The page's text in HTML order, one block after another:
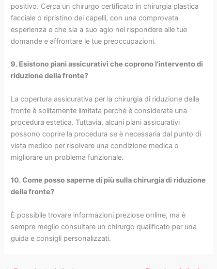
positivo. Cerca un chirurgo certificato in chirurgia plastica
facciale o ripristino dei capelli, con una comprovata
esperienza e che sia a suo agio nel rispondere alle tue
domande e affrontare le tue preoccupazioni.
9. Esistono piani assicurativi che coprono l'intervento di
riduzione della fronte?
La copertura assicurativa per la chirurgia di riduzione della
fronte è solitamente limitata perché è considerata una
procedura estetica. Tuttavia, alcuni piani assicurativi
possono coprire la procedura se è necessaria dal punto di
vista medico per risolvere una condizione medica o
migliorare un problema funzionale.
10. Come posso saperne di più sulla chirurgia di riduzione
della fronte?
È possibile trovare informazioni preziose online, ma è
sempre meglio consultare un chirurgo qualificato per una
guida e consigli personalizzati.